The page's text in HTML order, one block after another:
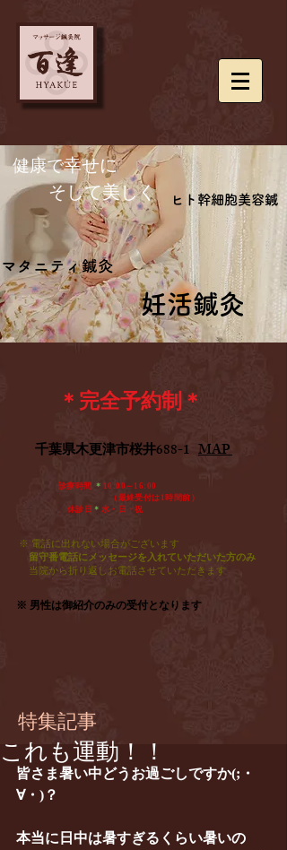
妊活鍼灸
妊活鍼灸
マタニティ鍼灸
マタニティ鍼灸
​健康で幸せに
​ そして美しく
ヒト幹細胞美容鍼
ヒト幹細胞美容鍼
＊完全予約制＊
​千葉県木更津市桜井688-1 MAP
診療時間 ＊ 10:00～16:00
​ （最終受付は1時間前）
休診日 ＊ 水・日・祝​
※ 電話に出れない場合がございます
留守番電話にメッセージを入れていただいた方のみ
当院から折り返しお電話させていただきます
※ 男性は御紹介のみの受付となります
特集記事
これも運動！！
皆さま暑い中どうお過ごしですか(;・
∀・)？
本当に日中は暑すぎるくらい暑いの